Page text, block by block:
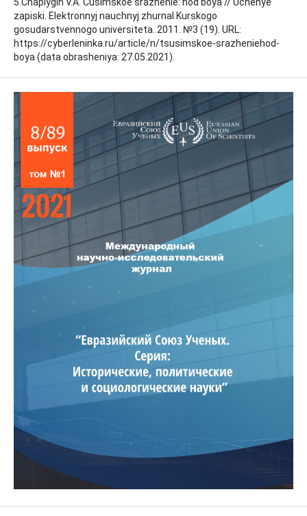
zapiski. Elektronnyj nauchnyj zhurnal Kurskogo
gosudarstvennogo universiteta. 2011. №3 (19). URL:
https://cyberleninka.ru/article/n/tsusimskoe-srazheniehod-
boya (data obrasheniya: 27.05.2021).